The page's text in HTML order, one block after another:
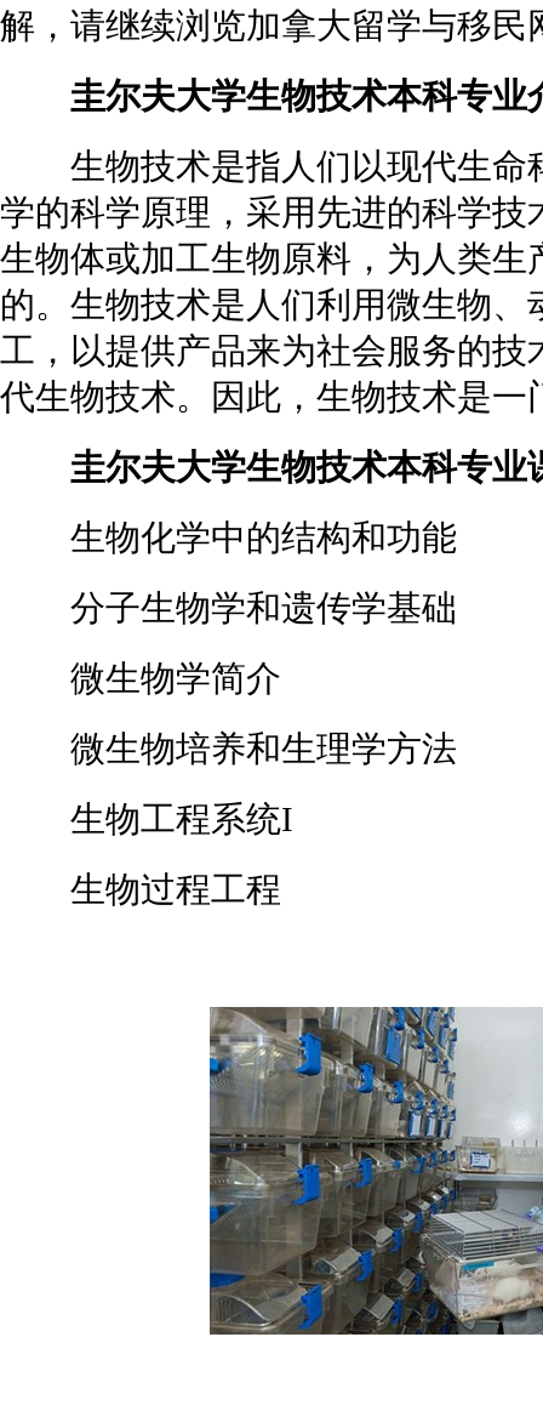
解，请继续浏览加拿大留学与移民
圭尔夫大学生物技术本科专业
生物技术是指人们以现代生命
学的科学原理，采用先进的科学
生物体或加工生物原料，为人类
的。生物技术是人们利用微生物
工，以提供产品来为社会服务的
代生物技术。因此，生物技术是
圭尔夫大学生物技术本科专业
生物化学中的结构和功能
分子生物学和遗传学基础
微生物学简介
微生物培养和生理学方法
生物工程系统I
生物过程工程